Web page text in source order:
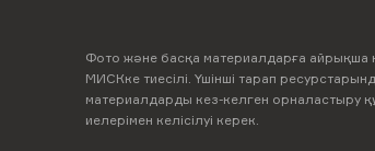
Фото және басқа материалдарға айрықша
МИСКке тиесілі. Үшінші тарап
материалдарды кез-келген орналастыру
иелерімен келісілуі керек.